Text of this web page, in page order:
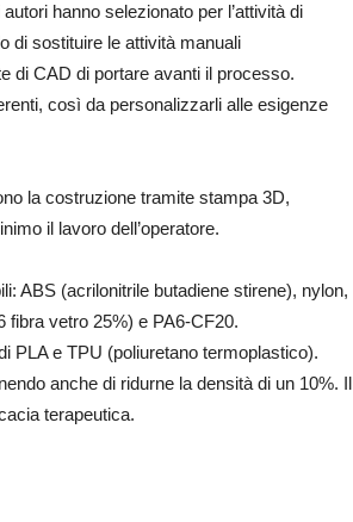
hanno selezionato per l’attività di
di sostituire le attività manuali
di CAD di portare avanti il processo.
così da personalizzarli alle esigenze
la costruzione tramite stampa 3D,
il lavoro dell’operatore.
ABS (acrilonitrile butadiene stirene), nylon,
fibra vetro 25%) e PA6-CF20.
PLA e TPU (poliuretano termoplastico).
anche di ridurne la densità di un 10%. Il
terapeutica.